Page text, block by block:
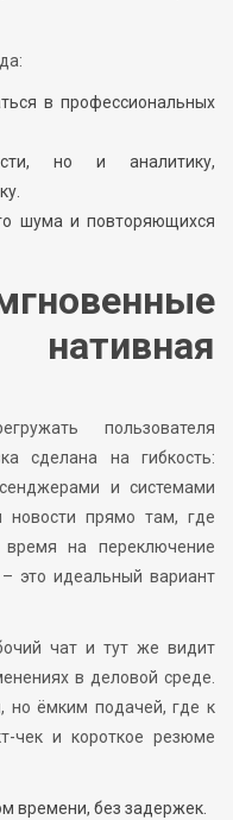
в профессиональных
но и аналитику,
шума и повторяющихся
пользователя
сделана на гибкость:
и системами
новости прямо там, где
на переключение
это идеальный вариант
чат и тут же видит
в деловой среде.
но ёмким подачей, где к
чек и короткое резюме
времени, без задержек.